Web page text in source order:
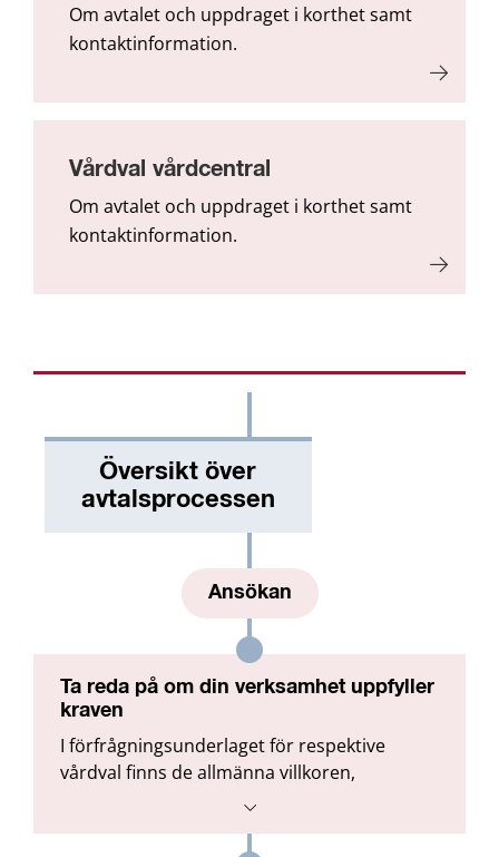
Om avtalet och uppdraget i korthet samt
kontakt­information.
Vårdval vårdcentral
Om avtalet och uppdraget i korthet samt
kontakt­information.
Översikt över
avtalsprocessen
Ansökan
Ta reda på om din verksamhet uppfyller
kraven
I förfrågningsunderlaget för respektive
vårdval finns de allmänna villkoren,
beskrivningar av kraven för uppdragen,